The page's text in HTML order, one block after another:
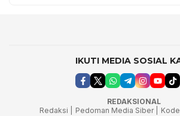
IKUTI MEDIA SOSIAL
REDAKSIONAL
Redaksi |
Pedoman Media Siber |